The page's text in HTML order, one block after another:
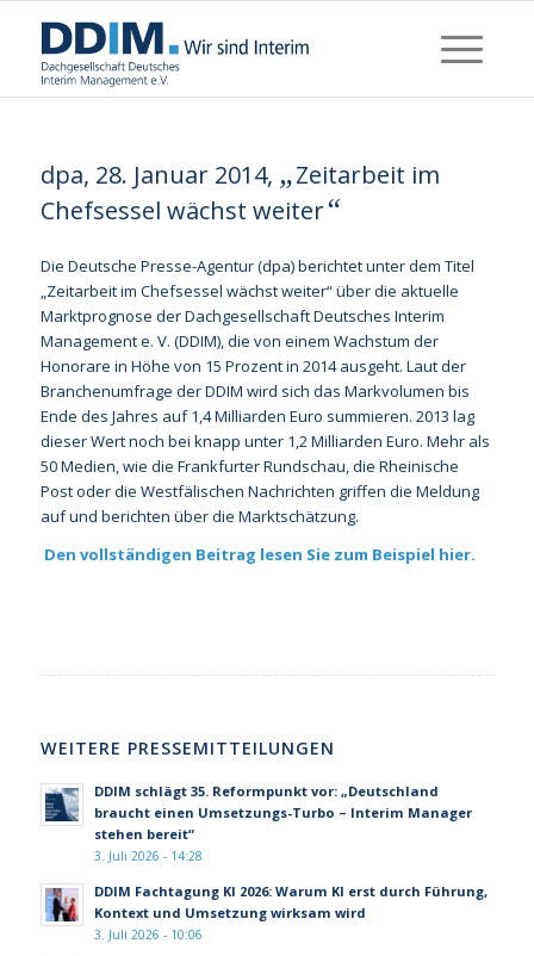
dpa, 28. Januar 2014, „Zeitarbeit im
Chefsessel wächst weiter“
Die Deutsche Presse-Agentur (dpa) berichtet unter dem Titel
„Zeitarbeit im Chefsessel wächst weiter“ über die aktuelle
Marktprognose der Dachgesellschaft Deutsches Interim
Management e. V. (DDIM), die von einem Wachstum der
Honorare in Höhe von 15 Prozent in 2014 ausgeht. Laut der
Branchenumfrage der DDIM wird sich das Markvolumen bis
Ende des Jahres auf 1,4 Milliarden Euro summieren. 2013 lag
dieser Wert noch bei knapp unter 1,2 Milliarden Euro. Mehr als
50 Medien, wie die Frankfurter Rundschau, die Rheinische
Post oder die Westfälischen Nachrichten griffen die Meldung
auf und berichten über die Marktschätzung.
Den vollständigen Beitrag lesen Sie zum Beispiel hier.
WEITERE PRESSEMITTEILUNGEN
DDIM schlägt 35. Reformpunkt vor: „Deutschland
braucht einen Umsetzungs-Turbo – Interim Manager
stehen bereit“
3. Juli 2026 - 14:28
DDIM Fachtagung KI 2026: Warum KI erst durch Führung,
Kontext und Umsetzung wirksam wird
3. Juli 2026 - 10:06